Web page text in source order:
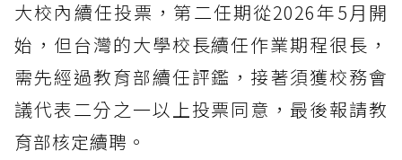
大校內續任投票，第二任期從2026年5月開
始，但台灣的大學校長續任作業期程很長，
需先經過教育部續任評鑑，接著須獲校務會
議代表二分之一以上投票同意，最後報請教
育部核定續聘。